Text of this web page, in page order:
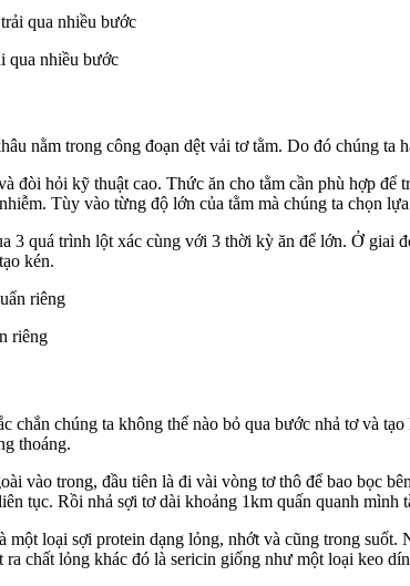
qua nhiều bước
nằm trong công đoạn dệt vải tơ tằm. Do đó chúng ta
đòi hỏi kỹ thuật cao. Thức ăn cho tằm cần phù hợp
Tùy vào từng độ lớn của tằm mà chúng ta chọn
3 quá trình lột xác cùng với 3 thời kỳ ăn để lớn. Ở giai
kén.
riêng
chắn chúng ta không thể nào bỏ qua bước nhả tơ và
thoáng.
vào trong, đầu tiên là đi vài vòng tơ thô để bao bọc
tục. Rồi nhả sợi tơ dài khoảng 1km quấn quanh mình
một loại sợi protein dạng lỏng, nhớt và cũng trong
chất lỏng khác đó là sericin giống như một loại keo